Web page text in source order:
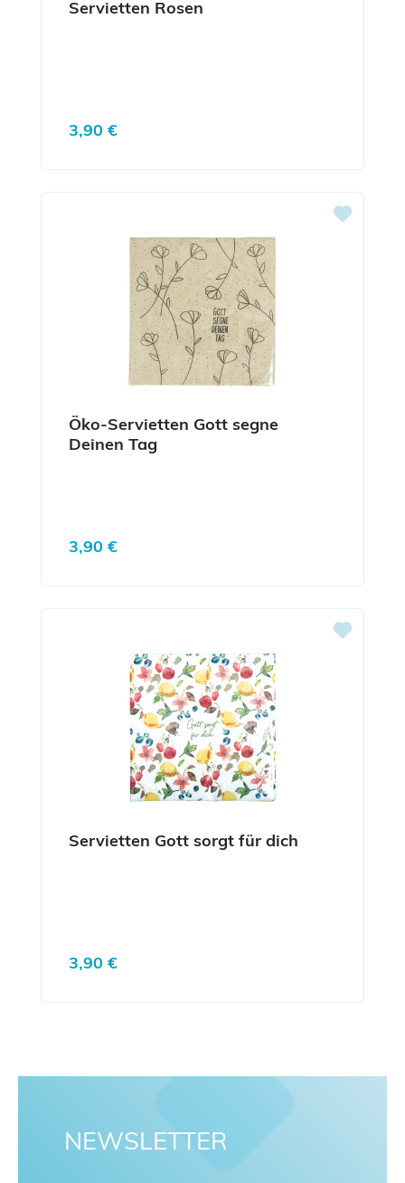
Servietten Rosen
Regulärer Preis:
3,90 €
Öko-Servietten Gott segne
Deinen Tag
Regulärer Preis:
3,90 €
Servietten Gott sorgt für dich
Regulärer Preis:
3,90 €
NEWSLETTER